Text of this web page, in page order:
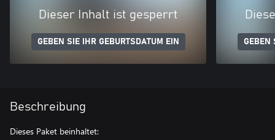
Dieser Inhalt ist gesperrt
GEBEN SIE IHR GEBURTSDATUM EIN GEBEN
Beschreibung
Dieses Paket beinhaltet: